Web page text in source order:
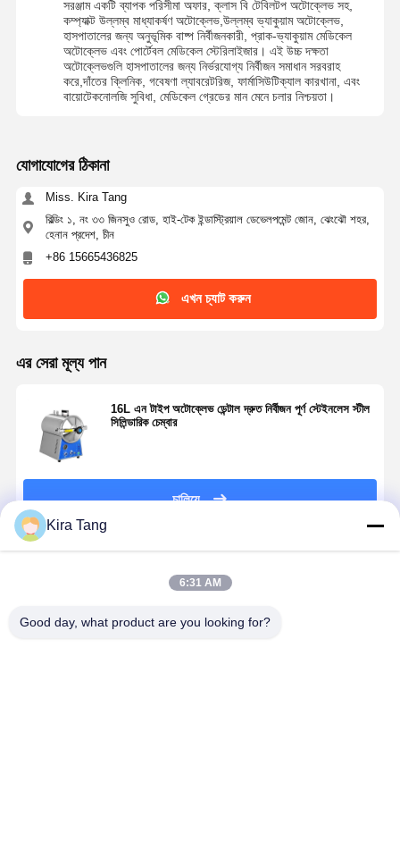
সরঞ্জাম একটি ব্যাপক পরিসীমা অফার, ক্লাস বি টেবিলটপ অটোক্লেভ সহ,
কম্প্যাক্ট উল্লম্ব মাধ্যাকর্ষণ অটোক্লেভ,উল্লম্ব ভ্যাকুয়াম অটোক্লেভ,
হাসপাতালের জন্য অনুভূমিক বাষ্প নির্বীজনকারী, প্রাক-ভ্যাকুয়াম মেডিকেল
অটোক্লেভ এবং পোর্টেবল মেডিকেল স্টেরিলাইজার। এই উচ্চ দক্ষতা
অটোক্লেভগুলি হাসপাতালের জন্য নির্ভরযোগ্য নির্বীজন সমাধান সরবরাহ
করে,দাঁতের ক্লিনিক, গবেষণা ল্যাবরেটরিজ, ফার্মাসিউটিক্যাল কারখানা, এবং
বায়োটেকনোলজি সুবিধা, মেডিকেল গ্রেডের মান মেনে চলার নিশ্চয়তা।
যোগাযোগের ঠিকানা
Miss. Kira Tang
বিল্ডিং ১, নং ৩৩ জিনসুও রোড, হাই-টেক ইন্ডাস্ট্রিয়াল ডেভেলপমেন্ট জোন, ঝেংঝৌ শহর,
হেনান প্রদেশ, চীন
+86 15665436825
এখন চ্যাট করুন
এর সেরা মূল্য পান
16L এন টাইপ অটোক্লেভ ডেন্টাল দ্রুত নির্বীজন পূর্ণ স্টেইনলেস স্টীল
সিলিন্ডারিক চেম্বার
চালিয়ে
Kira Tang
6:31 AM
Good day, what product are you looking for?